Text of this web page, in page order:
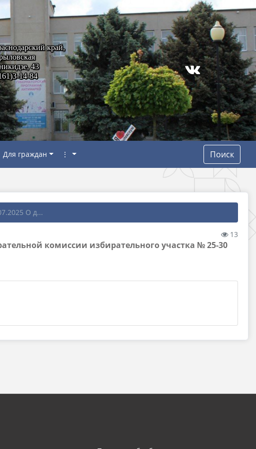
край,
43
14-84
Для граждан ⋮ Поиск
О д...
13
комиссии избирательного участка № 25-30